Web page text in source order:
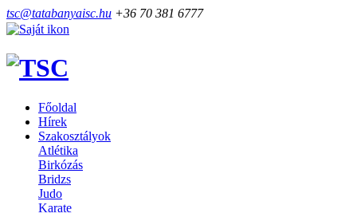
tsc@tatabanyaisc.hu +36 70 381 6777
Főoldal
Hírek
Szakosztályok
Atlétika
Birkózás
Bridzs
Judo
Karate